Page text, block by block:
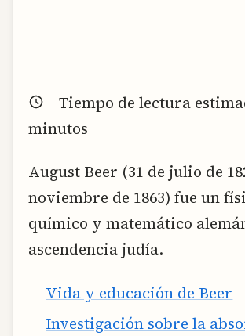
Tiempo de lectura
minutos
August Beer (31 de julio de
noviembre de 1863) fue un
químico y matemático
ascendencia judía.
Vida y educación de Beer
Investigación sobre la